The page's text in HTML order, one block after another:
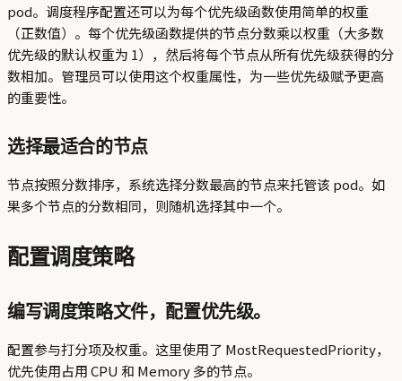
pod。调度程序配置还可以为每个优先级函数使用简单的权重
（正数值）。每个优先级函数提供的节点分数乘以权重（大多数
优先级的默认权重为 1），然后将每个节点从所有优先级获得的分
数相加。管理员可以使用这个权重属性，为一些优先级赋予更高
的重要性。
选择最适合的节点
节点按照分数排序，系统选择分数最高的节点来托管该 pod。如
果多个节点的分数相同，则随机选择其中一个。
配置调度策略
编写调度策略文件，配置优先级。
配置参与打分项及权重。这里使用了 MostRequestedPriority，
优先使用占用 CPU 和 Memory 多的节点。